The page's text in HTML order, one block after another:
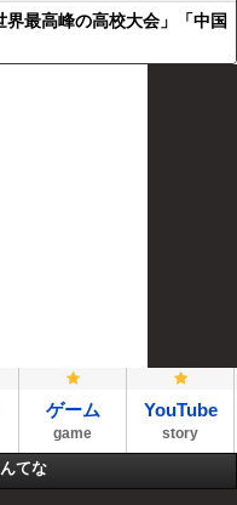
最高峰の高校大会」「中国
ゲーム
game
YouTube
story
てな